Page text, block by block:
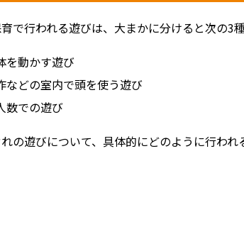
で行われる遊びは、大まかに分けると次の3種
を動かす遊び
などの室内で頭を使う遊び
数での遊び
の遊びについて、具体的にどのように行われ